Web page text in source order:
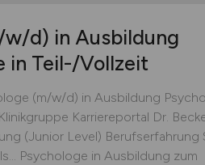
w/d) in Ausbildung
in Teil-/Vollzeit
(m/w/d) in Ausbildung
Karriereportal Dr.
(Junior Level) Berufserfahrung
Psychologe in Ausbildung zum